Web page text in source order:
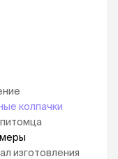
клей и
хватает на 4-
4 кг
6 кгколпачки
изготовления